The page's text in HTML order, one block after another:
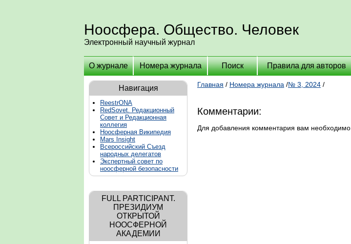
Ноосфера. Общество. Человек
Электронный научный журнал
О журнале Номера журнала Поиск Правила для авторов
Навигация
ReestrONA
RedSovet. Редакционный
Совет и Редакционная
коллегия
Ноосферная Википедия
Mars Insight
Всероссийский Съезд
народных делегатов
Экспертный совет по
ноосферной безопасности
FULL PARTICIPANT.
ПРЕЗИДИУМ
ОТКРЫТОЙ
НООСФЕРНОЙ
АКАДЕМИИ
Главная / Номера журнала /№ 3, 2024 /
Комментарии:
Для добавления комментария вам необходимо